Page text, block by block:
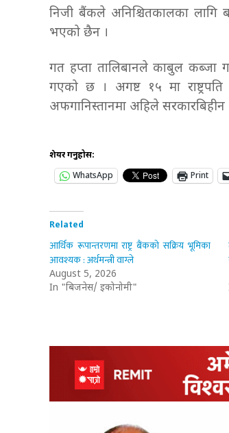
निजी बैंकले अनिश्चितकालका
भएको छैन ।
गत हप्ता तालिबानले काबुल कब्जा
गएको छ । अगष्ट १५ मा
अफगानिस्तानमा अहिले
शेयर गर्नुहोस:
WhatsApp
Print
Related
आर्थिक रूपान्तरणमा राष्ट्र बैंकको सक्रिय भूमिका
आवश्यक : अर्थमन्त्री वाग्ले
August 5, 2026
In "बिजनेस/ इकोनोमी"